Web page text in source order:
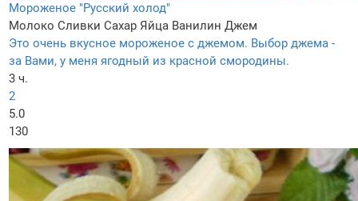
Мороженое "Русский холод"
Молоко Сливки Сахар Яйца Ванилин Джем
Это очень вкусное мороженое с джемом. Выбор джема -
за Вами, у меня ягодный из красной смородины.
3 ч.
2
5.0
130